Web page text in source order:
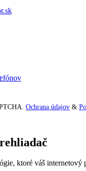
Ochrana údajov &
ktoré váš